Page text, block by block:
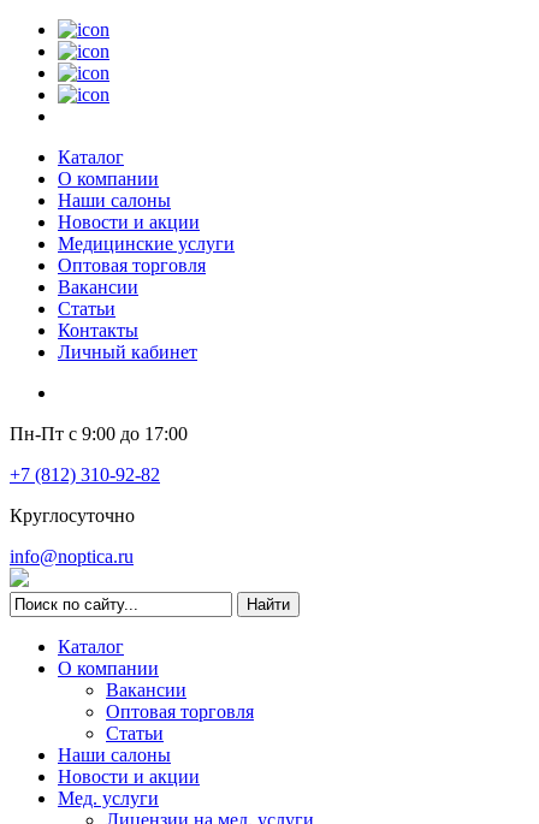
Каталог
О компании
Наши салоны
Новости и акции
Медицинские услуги
Оптовая торговля
Вакансии
Статьи
Контакты
Личный кабинет
Пн-Пт с 9:00 до 17:00
+7 (812) 310-92-82
Круглосуточно
info@noptica.ru
Каталог
О компании
Вакансии
Оптовая торговля
Статьи
Наши салоны
Новости и акции
Мед. услуги
Лицензии на мед. услуги